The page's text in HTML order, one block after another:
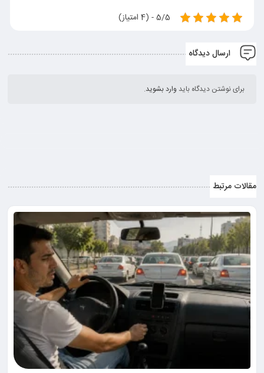
5/5 - (4 امتیاز)
ارسال دیدگاه
برای نوشتن دیدگاه باید وارد بشوید.
مقالات مرتبط